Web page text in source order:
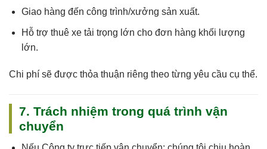
Giao hàng đến công trình/xưởng sản xuất.
Hỗ trợ thuê xe tải trọng lớn cho đơn hàng khối lượng
lớn.
Chi phí sẽ được thỏa thuận riêng theo từng yêu cầu cụ thể.
7. Trách nhiệm trong quá trình vận
chuyển